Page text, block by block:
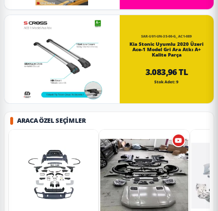
SAR-U01-UN-35-00-G_AC1-089
Kia Stonic Uyumlu 2020 Üzeri
Ace-1 Model Gri Ara Atkı A+
Kalite Parça
3.083,96 TL
Stok Adet: 9
ARACA ÖZEL SEÇIMLER